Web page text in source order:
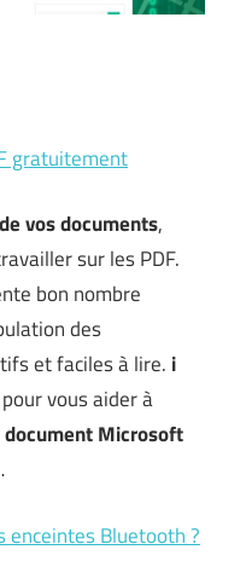
gratuitement
vos documents,
sur les PDF.
bon nombre
des
et faciles à lire. i
vous aider à
document Microsoft
enceintes Bluetooth ?